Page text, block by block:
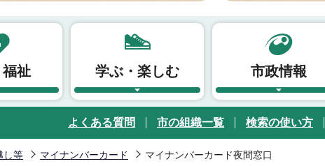
祉 学ぶ・楽しむ 市政情報
よくある質問 市の組織一覧 検索の使い方
し等 マイナンバーカード マイナンバーカード夜間窓口